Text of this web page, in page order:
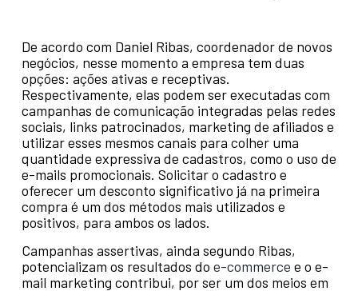
De acordo com Daniel Ribas, coordenador de novos
negócios, nesse momento a empresa tem duas
opções: ações ativas e receptivas.
Respectivamente, elas podem ser executadas com
campanhas de comunicação integradas pelas redes
sociais, links patrocinados, marketing de afiliados e
utilizar esses mesmos canais para colher uma
quantidade expressiva de cadastros, como o uso de
e-mails promocionais. Solicitar o cadastro e
oferecer um desconto significativo já na primeira
compra é um dos métodos mais utilizados e
positivos, para ambos os lados.
Campanhas assertivas, ainda segundo Ribas,
potencializam os resultados do e-commerce e o e-
mail marketing contribui, por ser um dos meios em